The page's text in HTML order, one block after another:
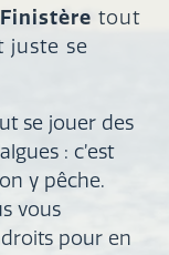
tout
juste se
se jouer des
: c’est
y pêche.
vous
pour en